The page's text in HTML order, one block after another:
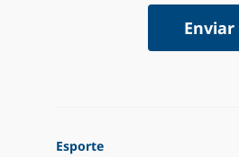
Enviar
Esporte